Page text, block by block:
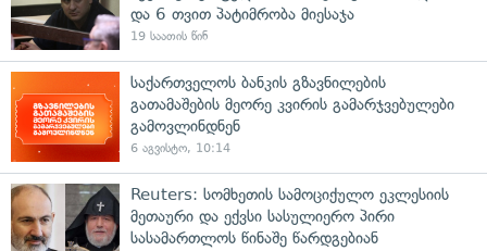
და 6 თვით პატიმრობა მიესაჯა
19 საათის წინ
საქართველოს ბანკის გზავნილების
გათამაშების მეორე კვირის გამარჯვებულები
გამოვლინდნენ
6 აგვისტო, 10:14
Reuters: სომხეთის სამოციქულო ეკლესიის
მეთაური და ექვსი სასულიერო პირი
სასამართლოს წინაშე წარდგებიან